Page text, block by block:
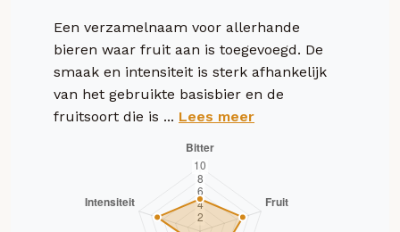
Een verzamelnaam voor allerhande
bieren waar fruit aan is toegevoegd. De
smaak en intensiteit is sterk afhankelijk
van het gebruikte basisbier en de
fruitsoort die is ... Lees meer